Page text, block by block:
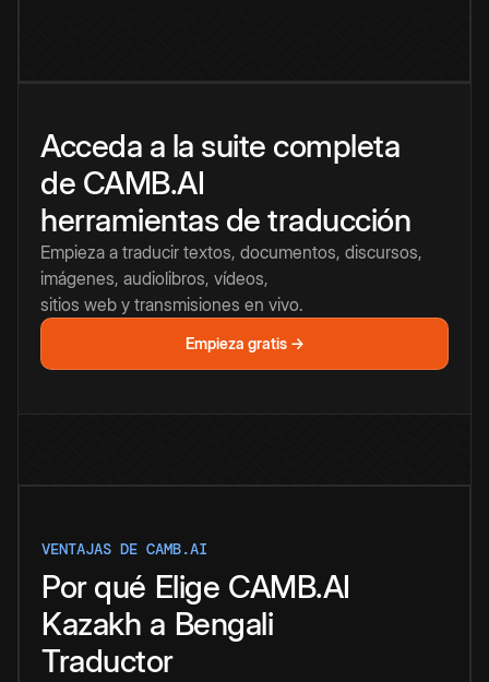
Acceda a la suite completa
de CAMB.AI
herramientas de traducción
Empieza a traducir textos, documentos, discursos,
imágenes, audiolibros, vídeos,
sitios web y transmisiones en vivo.
Empieza gratis →
VENTAJAS DE CAMB.AI
Por qué Elige CAMB.AI
Kazakh a Bengali
Traductor